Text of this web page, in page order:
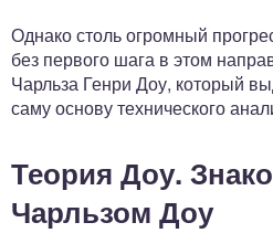
Однако столь огромный
без первого шага в этом
Чарльза Генри Доу, который
саму основу технического
Теория Доу.
Чарльзом Доу